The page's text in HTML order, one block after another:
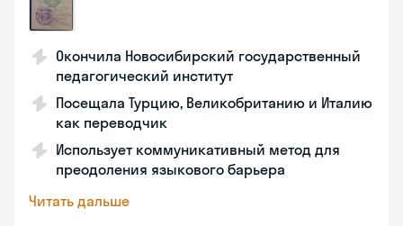
Окончила Новосибирский государственный
педагогический институт
Посещала Турцию, Великобританию и Италию
как переводчик
Использует коммуникативный метод для
преодоления языкового барьера
Читать дальше